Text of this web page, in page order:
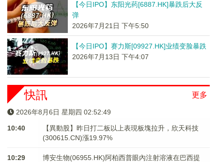
【今日IPO】东阳光药[6887.HK]暴跌后大反
弹
2026年7月21日 下午5:50
【今日IPO】赛力斯[09927.HK]业绩变脸暴跌
2026年7月13日 下午4:07
更多
快訊
2026年8月6日 星期四 02:52:50
10:40
【異動股】昨日打二板以上表現板塊拉升，欣天科技
(300615.CN)漲19.97%
10:29
博安生物(06955.HK)阿柏西普眼內注射溶液在巴西提